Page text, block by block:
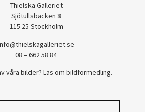
Thielska Galleriet
Sjötullsbacken 8
115 25 Stockholm
08 – 662 58 84
våra bilder? Läs om bildförmedling.